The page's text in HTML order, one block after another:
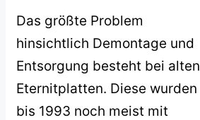
Das größte Problem
hinsichtlich Demontage und
Entsorgung besteht bei alten
Eternitplatten. Diese wurden
bis 1993 noch meist mit